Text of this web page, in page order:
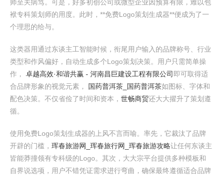
师至关病笃。可是，好多初创公司或微型企业因预算有限，难以包
袱专科策划师的用度。此时，**免费Logo策划生成器**便成为了一
个理思的给与。
这类器用通过东谈主工智能时候，衔尾用户输入的品牌称号、行业
类型和作风偏好，自动生成多个Logo策划决策。用户只需简单操
作， 卓越高效·和谐共赢 - 河南昌巨建设工程有限公司 即可取得适
合品牌形象的视觉元素，
国药普洱茶_国药普洱茶如图标、字体和
配色决策。不仅省俭了时间和资本， 世畅商贸还大大擢升了策划遵
循。
使用免费Logo策划生成器的上风不言而喻。率先，它裁汰了品牌
开辟的门槛， 珲春旅游网_珲春旅行网_珲春旅游攻略让任何东谈主
皆能莽撞领有专科级的Logo。其次，大大宗平台提供多种模板和
自界说选项，用户不错凭证需求进行弯曲，确保最终遵循适合品牌